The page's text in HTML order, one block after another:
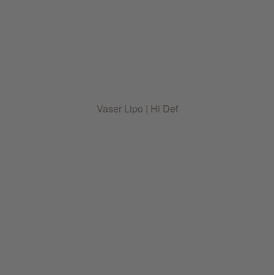
Vaser Lipo | Hi Def